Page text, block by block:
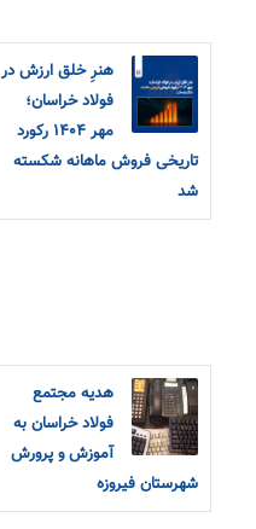
هنرِ خلق ارزش در
فولاد خراسان؛
مهر ۱۴۰۴ رکورد
تاریخی فروش ماهانه شکسته
شد
هدیه مجتمع
فولاد خراسان به
آموزش و پرورش
شهرستان فیروزه